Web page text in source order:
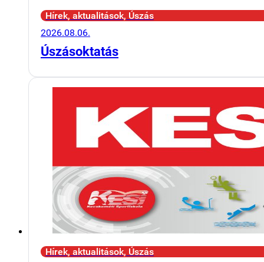
Hírek, aktualitások, Úszás
2026.08.06.
Úszásoktatás
Hírek, aktualitások, Úszás